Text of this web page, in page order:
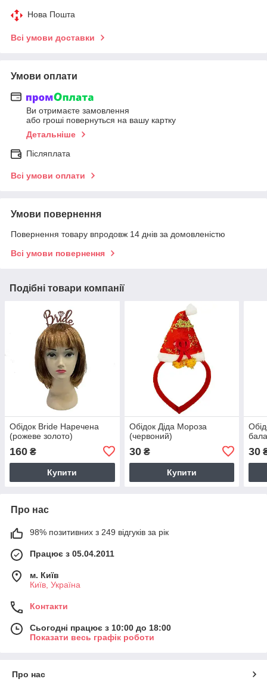
Нова Пошта
Всі умови доставки
Умови оплати
Ви отримаєте замовлення
або гроші повернуться на вашу картку
Детальніше
Післяплата
Всі умови оплати
Умови повернення
Повернення товару впродовж 14 днів за домовленістю
Всі умови повернення
Подібні товари компанії
Обідок Bride Наречена
(рожеве золото)
160 ₴
Купити
Обідок Діда Мороза
(червоний)
30₴
Купити
30
Про нас
98% позитивних з 249 відгуків за рік
Працює з 05.04.2011
м. Київ
Київ, Україна
Контакти
Сьогодні працює з 10:00 до 18:00
Показати весь графік роботи
Про нас